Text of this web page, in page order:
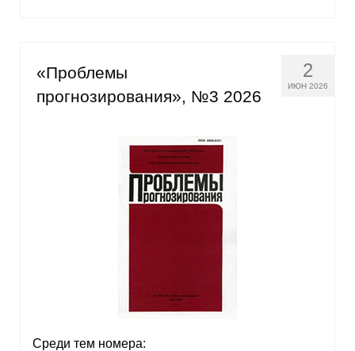
2
ИЮН 2026
«Проблемы
прогнозирования», №3 2026
Среди тем номера: